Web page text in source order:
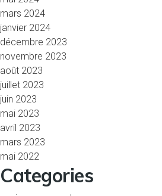
mars 2024
janvier 2024
décembre 2023
novembre 2023
août 2023
juillet 2023
juin 2023
mai 2023
avril 2023
mars 2023
mai 2022
Categories